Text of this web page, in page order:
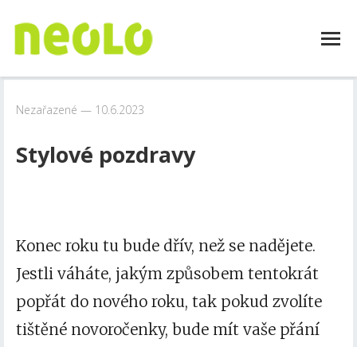
Nezařazené 10.6.2023
Stylové pozdravy
Konec roku tu bude dřív, než se nadějete.
Jestli váháte, jakým způsobem tentokrát
popřát do nového roku, tak pokud zvolíte
tištěné novoročenky, bude mít vaše přání